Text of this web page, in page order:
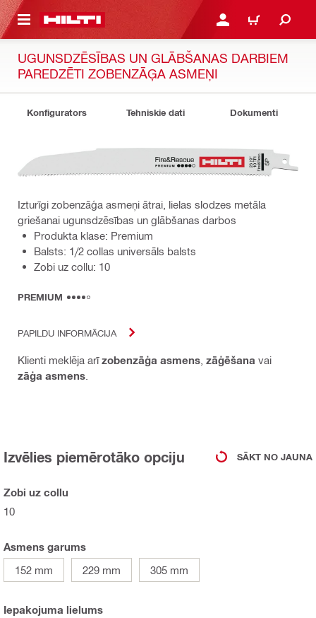
SATURU PIESLĒGTIES VAI
IEPIRKŠANĀS
UGUNSDZĒSĪBAS UN GLĀBŠANAS DARBIEM
PAREDZĒTI ZOBENZĀĢA ASMEŅI
Konfigurators Tehniskie dati Dokumenti
Izturīgi zobenzāģa asmeņi ātrai, lielas slodzes metāla
griešanai ugunsdzēsības un glābšanas darbos
Produkta klase: Premium
Balsts: 1/2 collas universāls balsts
Zobi uz collu: 10
PREMIUM
PAPILDU INFORMĀCIJA
Klienti meklēja arīzobenzāģa asmens zāģēšana vai
zāģa asmens
Izvēlies piemērotāko opciju SĀKT NO JAUNA
Zobi uz collu
10
Asmens garums
152 mm
229 mm 305 mm
Iepakojuma lielums